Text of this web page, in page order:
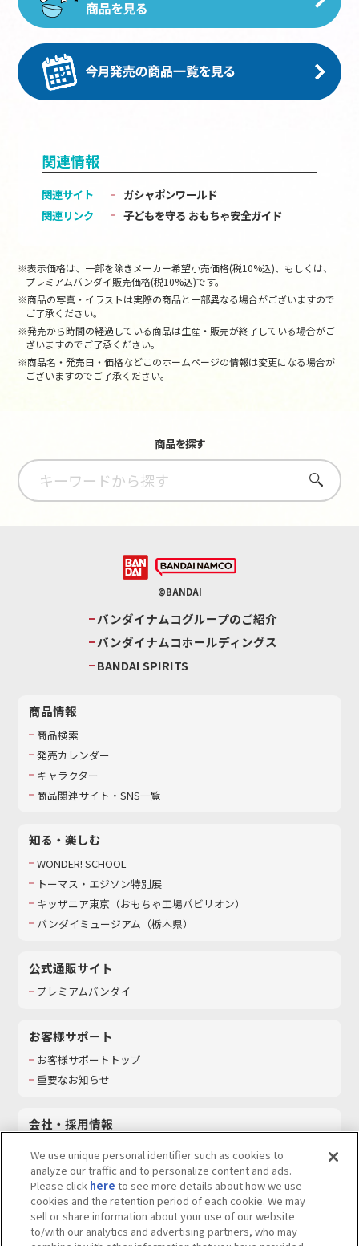
関連情報
関連サイト
ガシャポンワールド
関連リンク
子どもを守る おもちゃ安全ガイド
※表示価格は、一部を除きメーカー希望小売価格(税10%込)、もしくは、
プレミアムバンダイ販売価格(税10%込)です。
※商品の写真・イラストは実際の商品と一部異なる場合がございますので
ご了承ください。
※発売から時間の経過している商品は生産・販売が終了している場合がご
ざいますのでご了承ください。
※商品名・発売日・価格などこのホームページの情報は変更になる場合が
ございますのでご了承ください。
商品を探す
さがす
©BANDAI
バンダイナムコグループのご紹介
バンダイナムコホールディングス
BANDAI SPIRITS
商品情報
商品検索
発売カレンダー
キャラクター
商品関連サイト・SNS一覧
知る・楽しむ
WONDER! SCHOOL
トーマス・エジソン特別展
キッザニア東京（おもちゃ工場パビリオン）​
バンダイミュージアム（栃木県）
公式通販サイト
プレミアムバンダイ
お客様サポート
お客様サポートトップ
重要なお知らせ
会社・採用情報
採用情報
サステナビリティ
お問い合わせ
We use unique personal identifier such as cookies to
analyze our traffic and to personalize content and ads.
Please click here to see more details about how we use
cookies and the retention period of each cookie. We may
sell or share information about your use of our website
to/with our analytics and advertising partners, who may